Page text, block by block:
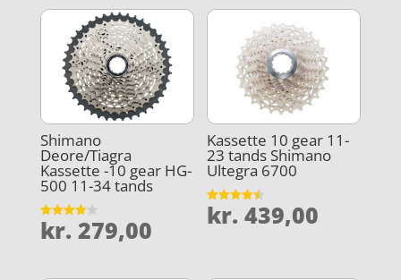
Shimano
Deore/Tiagra
Kassette -10 gear HG-
500 11-34 tands
Vurderet
4.1
kr. 279,00
Kassette 10 gear 11-
23 tands Shimano
Ultegra 6700
Vurderet
4.5
kr. 439,00